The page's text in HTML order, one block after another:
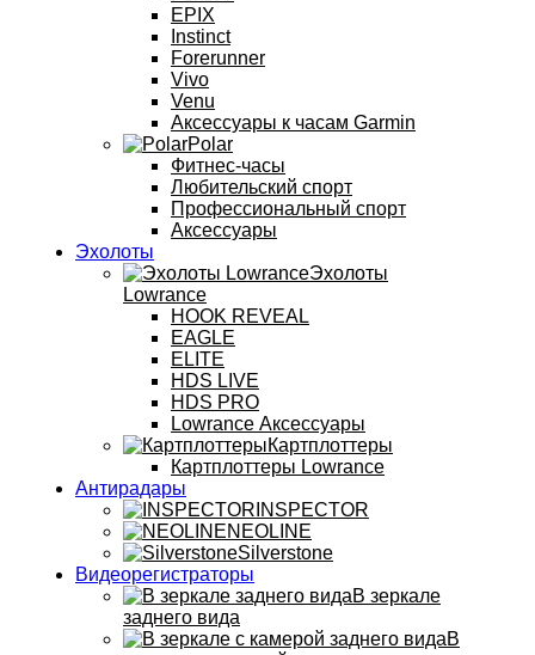
EPIX
Instinct
Forerunner
Vivo
Venu
Аксессуары к часам Garmin
Polar
Фитнес-часы
Любительский спорт
Профессиональный спорт
Аксессуары
Эхолоты
Эхолоты
Lowrance
HOOK REVEAL
EAGLE
ELITE
HDS LIVE
HDS PRO
Lowrance Аксессуары
Картплоттеры
Картплоттеры Lowrance
Антирадары
INSPECTOR
NEOLINE
Silverstone
Видеорегистраторы
В зеркале
заднего вида
В